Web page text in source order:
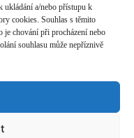
ukládání a/nebo přístupu k
cookies. Souhlas s těmito
je chování při procházení nebo
souhlasu může nepříznivě